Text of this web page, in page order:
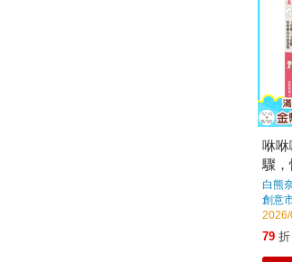
咻
驟
白熊
創意
2026/
79 折